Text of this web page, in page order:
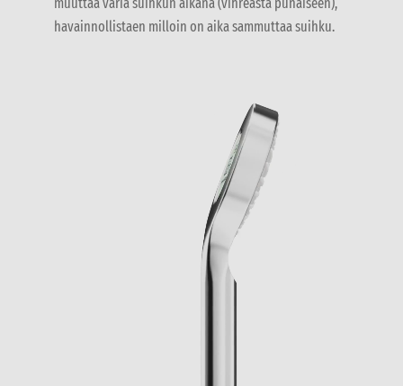
havainnollistaen milloin on aika sammuttaa suihku.